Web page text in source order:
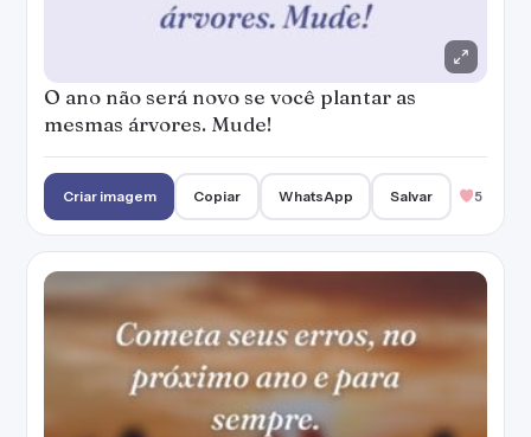
O ano não será novo se você plantar as
mesmas árvores. Mude!
Criar imagem Copiar WhatsApp Salvar 5